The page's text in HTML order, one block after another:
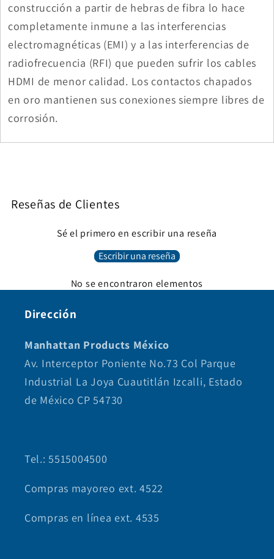
construcción a partir de hebras de fibra lo hace
completamente inmune a las interferencias
electromagnéticas (EMI) y a las interferencias de
radiofrecuencia (RFI) que pueden sufrir los cables
HDMI de menor calidad. Los contactos chapados
en oro mantienen sus conexiones siempre libres de
corrosión.
Reseñas de Clientes
Sé el primero en escribir una reseña
Escribir una reseña
No se encontraron elementos
Dirección
Manhattan Products México
Av. Interceptor Poniente No.73 Col Parque
Industrial La Joya Cuautitlán Izcalli, Estado
de México CP 54730
Tel.: 5515004500
Compras mayoreo ext. 4522
Compras en línea ext. 4535